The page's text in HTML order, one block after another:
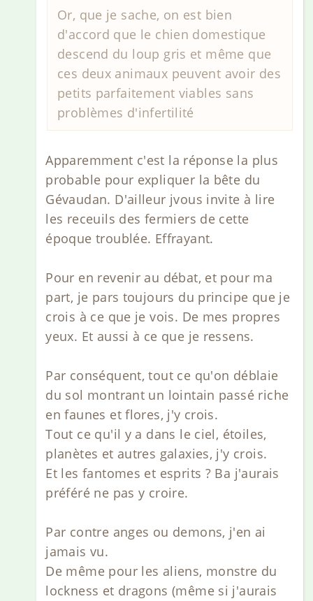
Or, que je sache, on est bien
d'accord que le chien domestique
descend du loup gris et même que
ces deux animaux peuvent avoir des
petits parfaitement viables sans
problèmes d'infertilité
Apparemment c'est la réponse la plus
probable pour expliquer la bête du
Gévaudan. D'ailleur jvous invite à lire
les receuils des fermiers de cette
époque troublée. Effrayant.
Pour en revenir au débat, et pour ma
part, je pars toujours du principe que je
crois à ce que je vois. De mes propres
yeux. Et aussi à ce que je ressens.
Par conséquent, tout ce qu'on déblaie
du sol montrant un lointain passé riche
en faunes et flores, j'y crois.
Tout ce qu'il y a dans le ciel, étoiles,
planètes et autres galaxies, j'y crois.
Et les fantomes et esprits ? Ba j'aurais
préféré ne pas y croire.
Par contre anges ou demons, j'en ai
jamais vu.
De même pour les aliens, monstre du
lockness et dragons (même si j'aurais